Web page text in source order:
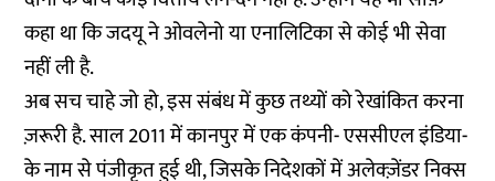
कहा था कि जदयू ने ओवलेनो या एनालिटिका से कोई भी सेवा
नहीं ली है.
अब सच चाहे जो हो, इस संबंध में कुछ तथ्यों को रेखांकित करना
ज़रूरी है.साल 2011 में कानपुरमें एक कंपनी- एससीएल इंडिया-
के नाम से पंजीकृत हुई थी, जिसके निदेशकों में अलेक्ज़ेंडर निक्स